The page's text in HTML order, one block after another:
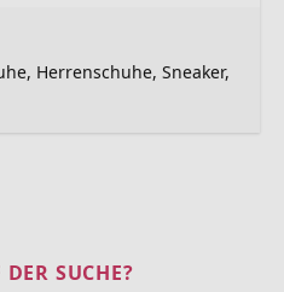
Herrenschuhe, Sneaker,
SUCHE?